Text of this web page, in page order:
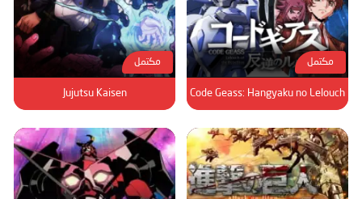
مكتمل
Code Geass: Hangyaku no Lelouch
مكتمل
Jujutsu Kaisen